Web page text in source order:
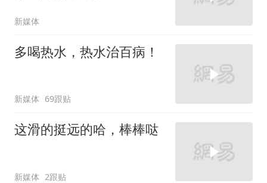
新媒体
多喝热水，热水治百病！
新媒体 69跟贴
这滑的挺远的哈，棒棒哒
新媒体 2跟贴